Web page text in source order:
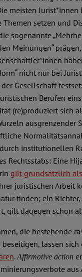
meisten Jurist*innen
Themen setzen und
sogenannte
Meinungen“
nicht nur bei
Gesellschaft
Berufen
(re)produziert sich
ausgrenzender
institutionellen
Rechtsstabs: Eine
gilt grundsätzlich
juristischen Arbeit
finden; ein Richter,
gilt dagegen schon
die bestehende
lassen sich
.Affirmative action
aus